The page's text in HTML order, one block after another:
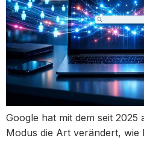
Google hat mit dem seit
Modus die Art verändert,